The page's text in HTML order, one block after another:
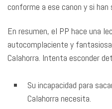
conforme a ese canon y si
En resumen, el PP hace una
autocomplaciente y
Calahorra. Intenta esconder
Su incapacidad para
Calahorra necesita.